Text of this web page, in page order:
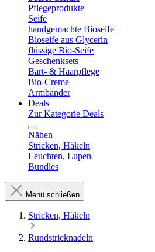
Pflegeprodukte
Seife
handgemachte Bioseife
Bioseife aus Glycerin
flüssige Bio-Seife
Geschenksets
Bart- & Haarpflege
Bio-Creme
Armbänder
Deals
Zur Kategorie Deals
Nähen
Stricken, Häkeln
Leuchten, Lupen
Bundles
Menü schließen
Stricken, Häkeln
Rundstricknadeln